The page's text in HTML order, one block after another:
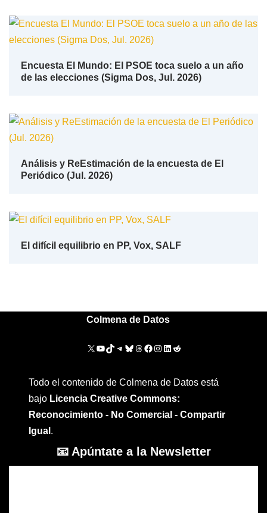
Encuesta El Mundo: El PSOE toca suelo a un año
de las elecciones (Sigma Dos, Jul. 2026)
Análisis y ReEstimación de la encuesta de El
Periódico (Jul. 2026)
El difícil equilibrio en PP, Vox, SALF
Colmena de Datos
Todo el contenido de Colmena de Datos está
bajo Licencia Creative Commons:
Reconocimiento - No Comercial - Compartir
Igual .
📧 Apúntate a la Newsletter